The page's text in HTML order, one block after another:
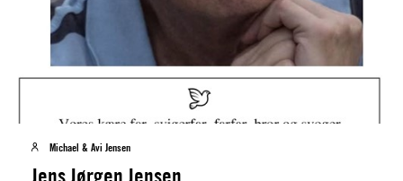
Michael & Avi Jensen
Jens Jørgen Jensen